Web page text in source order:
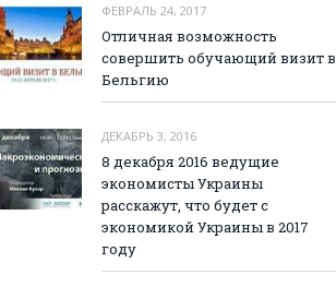
ФЕВРАЛЬ 24, 2017
Отличная возможность
совершить обучающий визит в
Бельгию
ДЕКАБРЬ 3, 2016
8 декабря 2016 ведущие
экономисты Украины
расскажут, что будет с
экономикой Украины в 2017
году